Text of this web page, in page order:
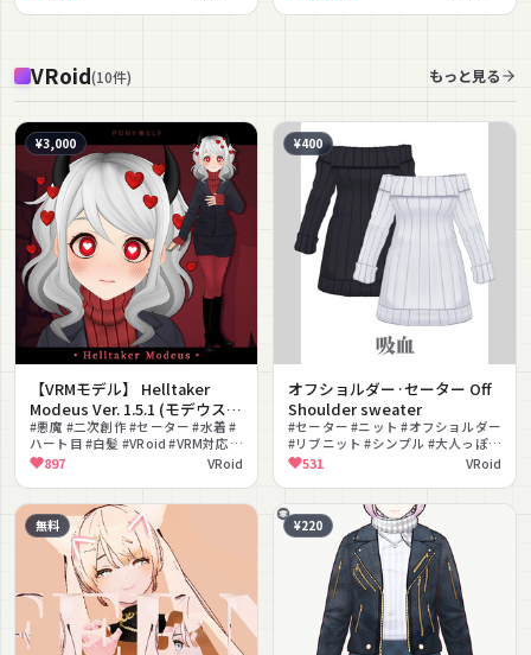
VRoid(10件) もっと見る
¥3,000
【VRMモデル】 Helltaker
Modeus Ver. 1.5.1 (モデウス /
莫蒂斯)
#悪魔 #二次創作 #セーター #水着 #
ハート目 #白髪 #VRoid #VRM対応 #
クール #Helltaker
897 VRoid
¥400
オフショルダー·セーター Off
Shoulder sweater
#セーター #ニット #オフショルダー
#リブニット #シンプル #大人っぽい
#冬服 #色違い #VRoid
531 VRoid
無料 ¥220